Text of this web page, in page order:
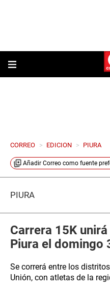
CORREO > EDICION > PIURA
Añadir Correo como fuente
PIURA
Carrera 15K
Piura el domingo
Se correrá entre los
Unión, con atletas de la